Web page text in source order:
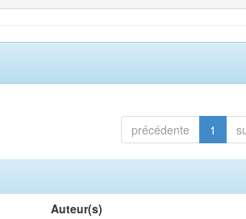
précédente 1
Auteur(s)